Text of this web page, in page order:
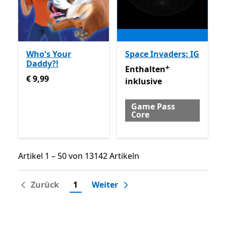
Who's Your
Daddy?!
€ 9,99
€ 9,99
Space Invaders: IG
Enthalten inklusive Game
Enthalten+
inklusive
Game Pass
Core
Artikel 1 – 50 von 13142 Artikeln
Artikel 1 – 50 von 13142 Artikeln
Zurück 1 Weiter